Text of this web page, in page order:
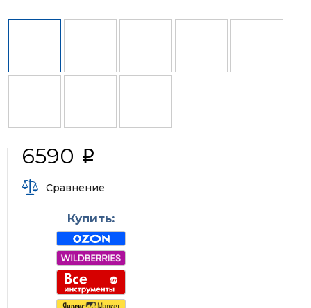
6590 i
Сравнение
Купить: